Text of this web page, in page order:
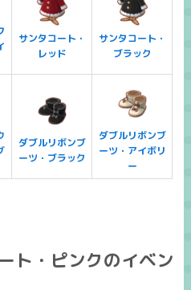
サンタコート・
レッド
サンタコート・
ブラック
ダブルリボンブ
ーツ・ブラック
ダブルリボンブ
ーツ・アイボリ
ー
ト・ピンクのイベン